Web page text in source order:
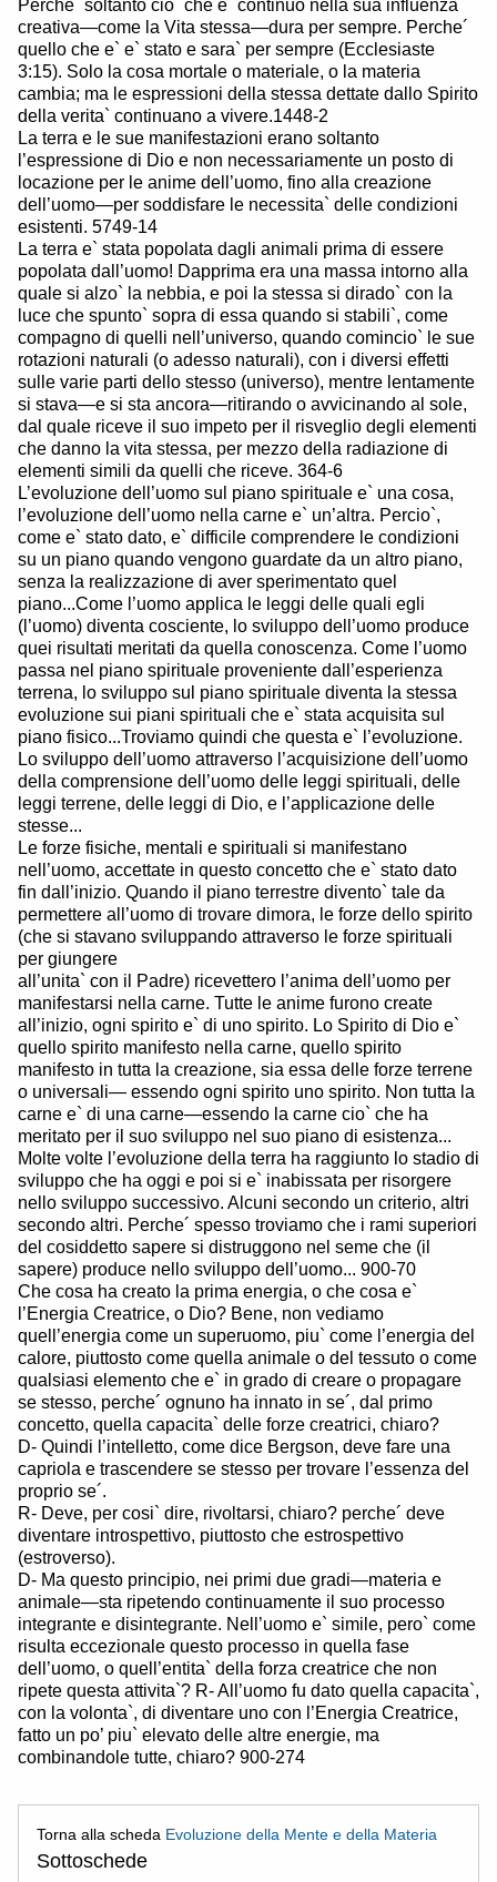
Perche´ soltanto cio` che e` continuo nella sua influenza
creativa—come la Vita stessa—dura per sempre. Perche´
quello che e` e` stato e sara` per sempre (Ecclesiaste
3:15). Solo la cosa mortale o materiale, o la materia
cambia; ma le espressioni della stessa dettate dallo Spirito
della verita` continuano a vivere.1448-2
La terra e le sue manifestazioni erano soltanto
l’espressione di Dio e non necessariamente un posto di
locazione per le anime dell’uomo, fino alla creazione
dell’uomo—per soddisfare le necessita` delle condizioni
esistenti. 5749-14
La terra e` stata popolata dagli animali prima di essere
popolata dall’uomo! Dapprima era una massa intorno alla
quale si alzo` la nebbia, e poi la stessa si dirado` con la
luce che spunto` sopra di essa quando si stabili`, come
compagno di quelli nell’universo, quando comincio` le sue
rotazioni naturali (o adesso naturali), con i diversi effetti
sulle varie parti dello stesso (universo), mentre lentamente
si stava—e si sta ancora—ritirando o avvicinando al sole,
dal quale riceve il suo impeto per il risveglio degli elementi
che danno la vita stessa, per mezzo della radiazione di
elementi simili da quelli che riceve. 364-6
L’evoluzione dell’uomo sul piano spirituale e` una cosa,
l’evoluzione dell’uomo nella carne e` un’altra. Percio`,
come e` stato dato, e` difficile comprendere le condizioni
su un piano quando vengono guardate da un altro piano,
senza la realizzazione di aver sperimentato quel
piano...Come l’uomo applica le leggi delle quali egli
(l’uomo) diventa cosciente, lo sviluppo dell’uomo produce
quei risultati meritati da quella conoscenza. Come l’uomo
passa nel piano spirituale proveniente dall’esperienza
terrena, lo sviluppo sul piano spirituale diventa la stessa
evoluzione sui piani spirituali che e` stata acquisita sul
piano fisico...Troviamo quindi che questa e` l’evoluzione.
Lo sviluppo dell’uomo attraverso l’acquisizione dell’uomo
della comprensione dell’uomo delle leggi spirituali, delle
leggi terrene, delle leggi di Dio, e l’applicazione delle
stesse...
Le forze fisiche, mentali e spirituali si manifestano
nell’uomo, accettate in questo concetto che e` stato dato
fin dall’inizio. Quando il piano terrestre divento` tale da
permettere all’uomo di trovare dimora, le forze dello spirito
(che si stavano sviluppando attraverso le forze spirituali
per giungere
all’unita` con il Padre) ricevettero l’anima dell’uomo per
manifestarsi nella carne. Tutte le anime furono create
all’inizio, ogni spirito e` di uno spirito. Lo Spirito di Dio e`
quello spirito manifesto nella carne, quello spirito
manifesto in tutta la creazione, sia essa delle forze terrene
o universali— essendo ogni spirito uno spirito. Non tutta la
carne e` di una carne—essendo la carne cio` che ha
meritato per il suo sviluppo nel suo piano di esistenza...
Molte volte l’evoluzione della terra ha raggiunto lo stadio di
sviluppo che ha oggi e poi si e` inabissata per risorgere
nello sviluppo successivo. Alcuni secondo un criterio, altri
secondo altri. Perche´ spesso troviamo che i rami superiori
del cosiddetto sapere si distruggono nel seme che (il
sapere) produce nello sviluppo dell’uomo... 900-70
Che cosa ha creato la prima energia, o che cosa e`
l’Energia Creatrice, o Dio? Bene, non vediamo
quell’energia come un superuomo, piu` come l’energia del
calore, piuttosto come quella animale o del tessuto o come
qualsiasi elemento che e` in grado di creare o propagare
se stesso, perche´ ognuno ha innato in se´, dal primo
concetto, quella capacita` delle forze creatrici, chiaro?
D- Quindi l’intelletto, come dice Bergson, deve fare una
capriola e trascendere se stesso per trovare l’essenza del
proprio se´.
R- Deve, per cosi` dire, rivoltarsi, chiaro? perche´ deve
diventare introspettivo, piuttosto che estrospettivo
(estroverso).
D- Ma questo principio, nei primi due gradi—materia e
animale—sta ripetendo continuamente il suo processo
integrante e disintegrante. Nell’uomo e` simile, pero` come
risulta eccezionale questo processo in quella fase
dell’uomo, o quell’entita` della forza creatrice che non
ripete questa attivita`? R- All’uomo fu dato quella capacita`,
con la volonta`, di diventare uno con l’Energia Creatrice,
fatto un po’ piu` elevato delle altre energie, ma
combinandole tutte, chiaro? 900-274
Torna alla scheda Evoluzione della Mente e della Materia
Sottoschede